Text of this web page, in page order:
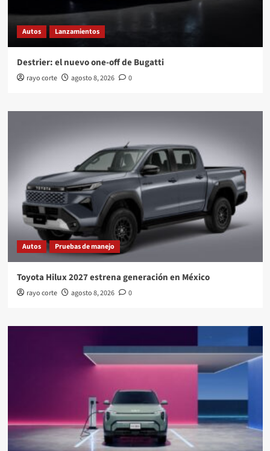
Autos Lanzamientos
Destrier: el nuevo one-off de Bugatti
rayo corte agosto 8, 2026 0
Autos Pruebas de manejo
Toyota Hilux 2027 estrena generación en México
rayo corte agosto 8, 2026 0